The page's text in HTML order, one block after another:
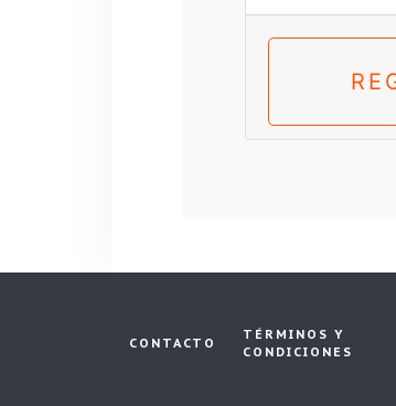
CONTACTO
TÉRMINOS Y
CONDICIONES